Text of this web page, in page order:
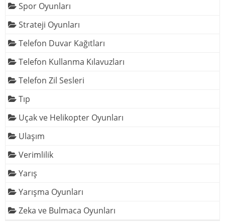
Spor Oyunları
Strateji Oyunları
Telefon Duvar Kağıtları
Telefon Kullanma Kılavuzları
Telefon Zil Sesleri
Tıp
Uçak ve Helikopter Oyunları
Ulaşım
Verimlilik
Yarış
Yarışma Oyunları
Zeka ve Bulmaca Oyunları